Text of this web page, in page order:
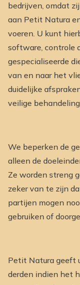
bedrijven, omdat
aan Petit Natura
voeren. U kunt
software, controle
gespecialiseerde
van en naar het
duidelijke
veilige
We beperken de
alleen de
Ze worden streng
zeker van te zijn
partijen mogen
gebruiken of
Petit Natura geeft
derden indien het